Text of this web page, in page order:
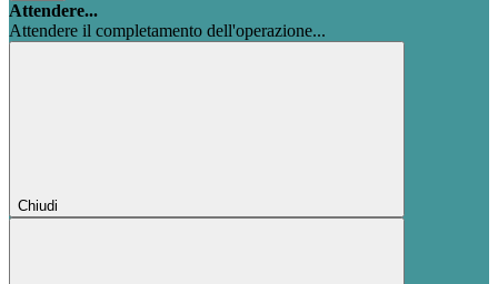
Attendere...
Attendere il completamento dell'operazione...
Chiudi